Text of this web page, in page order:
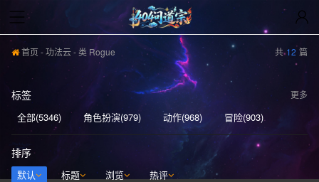
首页-功法云- 类 Rogue 共 12 篇
标签
全部(5346) 角色扮演(979) 动作(968)
冒险(903)
动作冒险(839)
独立(613) 单人(571)
模拟(568)
策略(555)
开放世界(531) 休闲(528)
更多
排序
默认 标题 浏览 热评